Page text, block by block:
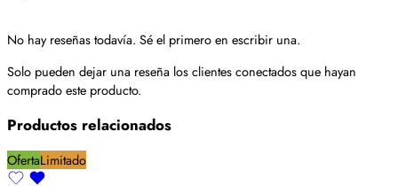
No hay reseñas todavía. Sé el primero en escribir una.
Solo pueden dejar una reseña los clientes conectados que hayan
comprado este producto.
Productos relacionados
OfertaLimitado